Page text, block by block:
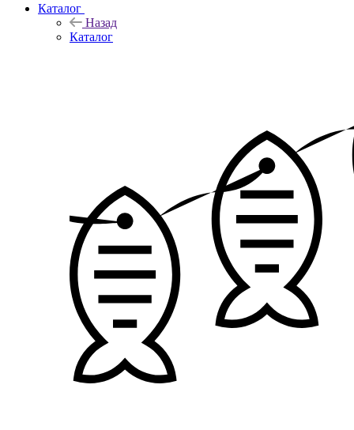
Каталог
Назад
Каталог